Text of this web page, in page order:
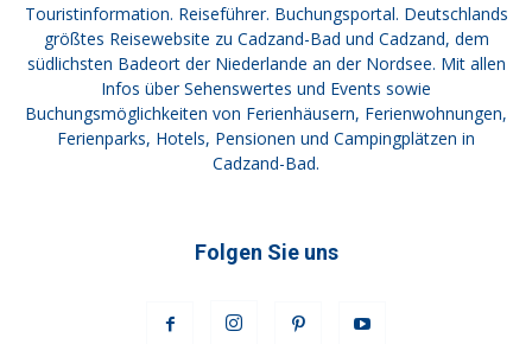
Touristinformation. Reiseführer. Buchungsportal. Deutschlands
größtes Reisewebsite zu Cadzand-Bad und Cadzand, dem
südlichsten Badeort der Niederlande an der Nordsee. Mit allen
Infos über Sehenswertes und Events sowie
Buchungsmöglichkeiten von Ferienhäusern, Ferienwohnungen,
Ferienparks, Hotels, Pensionen und Campingplätzen in
Cadzand-Bad.
Folgen Sie uns